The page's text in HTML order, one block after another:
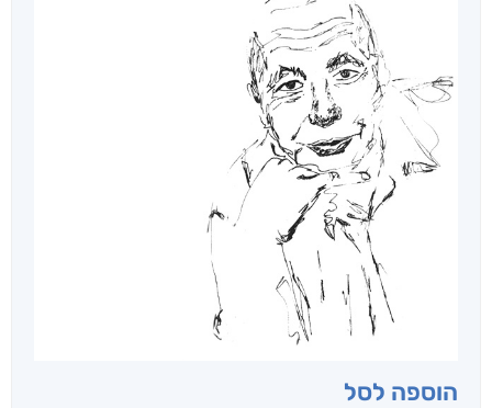
הוספה לסל